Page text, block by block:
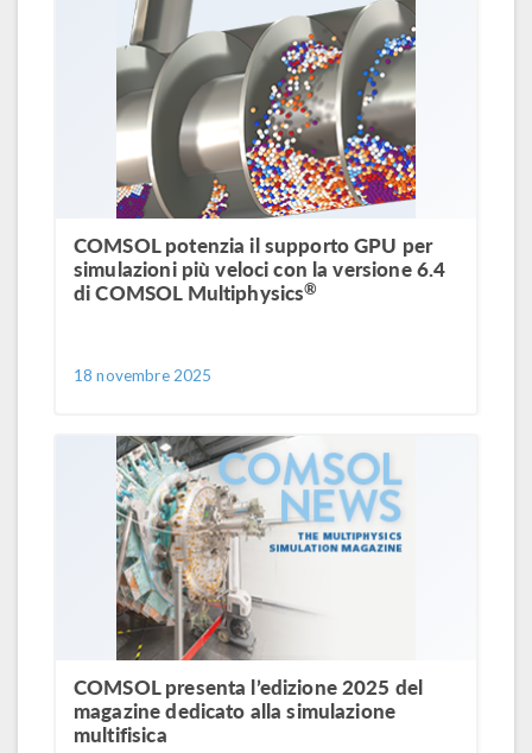
COMSOL potenzia il supporto GPU per
simulazioni più veloci con la versione 6.4
di COMSOL Multiphysics®
18 novembre 2025
COMSOL presenta l’edizione 2025 del
magazine dedicato alla simulazione
multifisica